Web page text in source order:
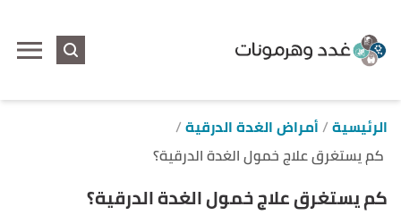
الرئيسية أمراض الغدة الدرقية
كم يستغرق علاج خمول الغدة الدرقية؟
كم يستغرق علاج خمول الغدة الدرقية؟